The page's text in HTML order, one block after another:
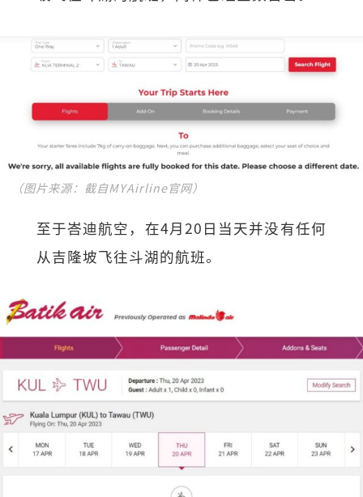
（图片来源：截自MYAirline官网）
至于峇迪航空，在4月20日当天并没有任何
从吉隆坡飞往斗湖的航班。